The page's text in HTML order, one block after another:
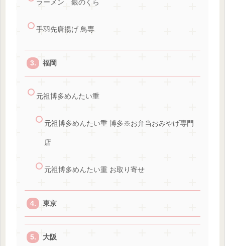
ラーメン 銀のくら
手羽先唐揚げ 鳥専
福岡
元祖博多めんたい重
元祖博多めんたい重 博多※お弁当おみやげ専門
店
元祖博多めんたい重 お取り寄せ
東京
大阪